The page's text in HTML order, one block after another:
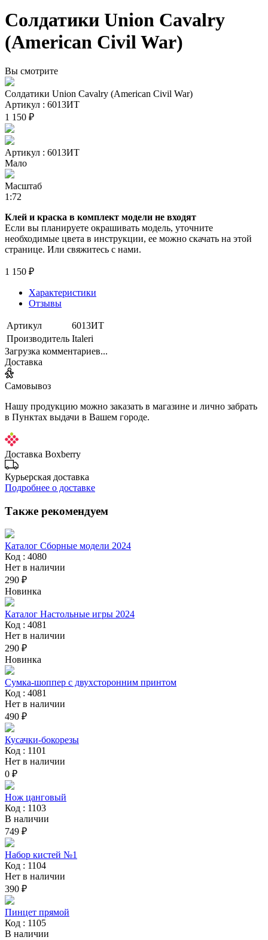
Солдатики Union Cavalry
(American Civil War)
Вы смотрите
Солдатики Union Cavalry (American Civil War)
Артикул : 6013ИТ
1 150 ₽
Артикул : 6013ИТ
Мало
Масштаб
1:72
Клей и краска в комплект модели не входят
Если вы планируете окрашивать модель, уточните
необходимые цвета в инструкции, ее можно скачать на этой
странице. Или свяжитесь с нами.
1 150 ₽
Характеристики
Отзывы
Артикул
6013ИТ
Производитель Italeri
Загрузка комментариев...
Доставка
Самовывоз
Нашу продукцию можно заказать в магазине и лично забрать
в Пунктах выдачи в Вашем городе.
Доставка Boxberry
Курьерская доставка
Подробнее о доставке
Также рекомендуем
Каталог Сборные модели 2024
Код : 4080
Нет в наличии
290 ₽
Новинка
Каталог Настольные игры 2024
Код : 4081
Нет в наличии
290 ₽
Новинка
Сумка-шоппер с двухсторонним принтом
Код : 4081
Нет в наличии
490 ₽
Кусачки-бокорезы
Код : 1101
Нет в наличии
0 ₽
Нож цанговый
Код : 1103
В наличии
749 ₽
Набор кистей №1
Код : 1104
Нет в наличии
390 ₽
Пинцет прямой
Код : 1105
В наличии